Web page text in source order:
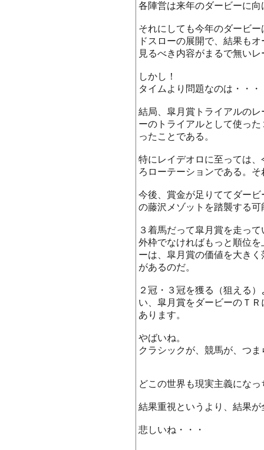
各陣営は来年のダービーに
それにしても今年のダービ
ドスローの展開で、結果も
見るべき内容がまるで無い
しかし！
タイムより問題なのは・・・
結局、皐月賞トライアルの
ーのトライアルとして使っ
ったことである。
特にレイデオロに至っては
ろローテーションである。
今後、賞金が足りててダー
の藤沢メゾットを踏襲する
３着馬だって皐月賞を走っ
外枠でなければもっと順位
ーは、皐月賞の価値を大き
があるのだ。
２冠・３冠を獲る（狙える
い、皐月賞をダービーのＴ
あります。
やばいね。
クラシックが、競馬が、つ
どこの世界も現実主義にな
結果重視というより、結果
悲しいね・・・